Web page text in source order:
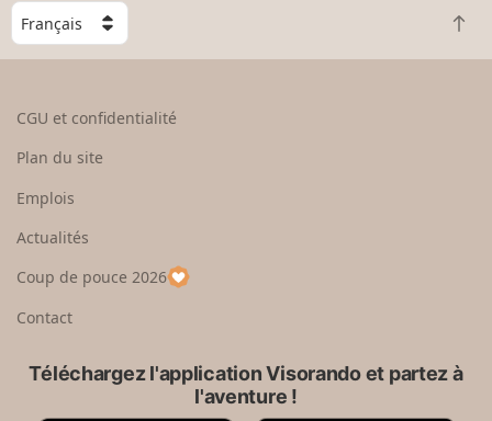
C
h
o
e
u
p
a
R
e
CGU et confidentialité
Plan du site
Emplois
Actualités
Coup de pouce 2026
Contact
Téléchargez l'application Visorando et partez à
l'aventure !